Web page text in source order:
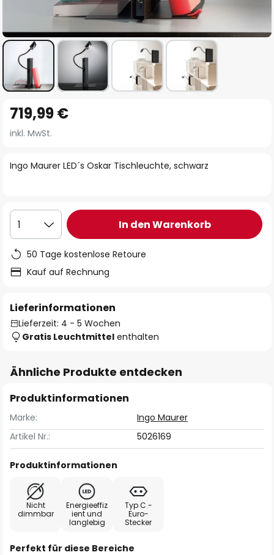
Anfang
der
springen
Ingo Maurer LED´s Oskar Tischleuchte, schwarz
719,99 €
inkl. MwSt.
1 In den Warenkorb
50 Tage kostenlose Retoure
Kauf auf Rechnung
Lieferinformationen
Lieferzeit: 4 - 5 Wochen
Gratis Leuchtmittel enthalten
Ähnliche Produkte entdecken
Produktinformationen
Marke:
Ingo Maurer
Artikel Nr.:
5026169
Produktinformationen
Nicht
dimmbar
Energieeffiz
ient und
langlebig
Typ C -
Euro-
Stecker
Perfekt für diese Bereiche